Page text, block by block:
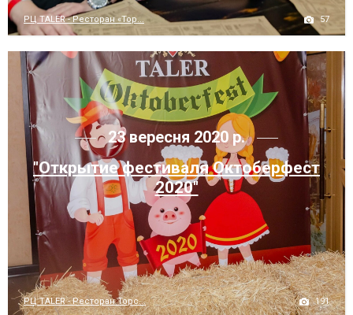
РЦ TALER - Ресторан «Тор... 57
23 вересня 2020 р.
"Открытие фестиваля Октоберфест
2020"
РЦ TALER - Ресторан Торс... 191